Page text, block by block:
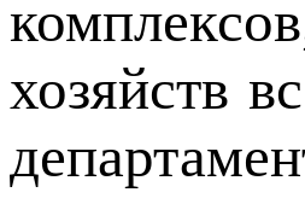
хозяйств